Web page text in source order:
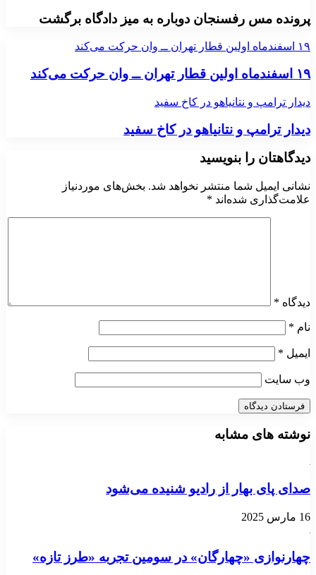
پرونده مس رفسنجان دوباره به میز دادگاه برگشت
۱۹ اسفندماه اولین قطار تهران ــ وان حرکت می‌کند
۱۹ اسفندماه اولین قطار تهران ــ وان حرکت می‌کند
دیدار ترامپ و نتانیاهو در کاخ سفید
دیدار ترامپ و نتانیاهو در کاخ سفید
دیدگاهتان را بنویسید
نشانی ایمیل شما منتشر نخواهد شد. بخش‌های موردنیاز
علامت‌گذاری شده‌اند *
دیدگاه *
نام *
ایمیل *
وب‌ سایت
نوشته های مشابه
صدای پای بهار از رادیو شنیده می‌شود
16 مارس 2025
چهارنوازی «چهارگان» در سومین تجربه «طرز تازه»